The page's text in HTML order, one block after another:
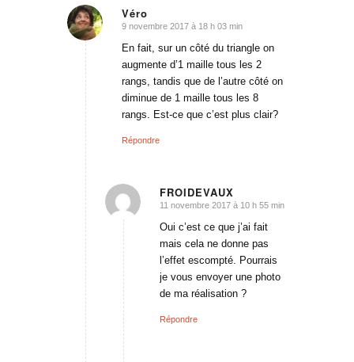
Véro
dit
9 novembre 2017 à 18 h 03 min
En fait, sur un côté du triangle on
augmente d’1 maille tous les 2
rangs, tandis que de l’autre côté on
diminue de 1 maille tous les 8
rangs. Est-ce que c’est plus clair?
Répondre
FROIDEVAUX
dit
11 novembre 2017 à 10 h 55 min
Oui c’est ce que j’ai fait
mais cela ne donne pas
l’effet escompté. Pourrais
je vous envoyer une photo
de ma réalisation ?
Répondre